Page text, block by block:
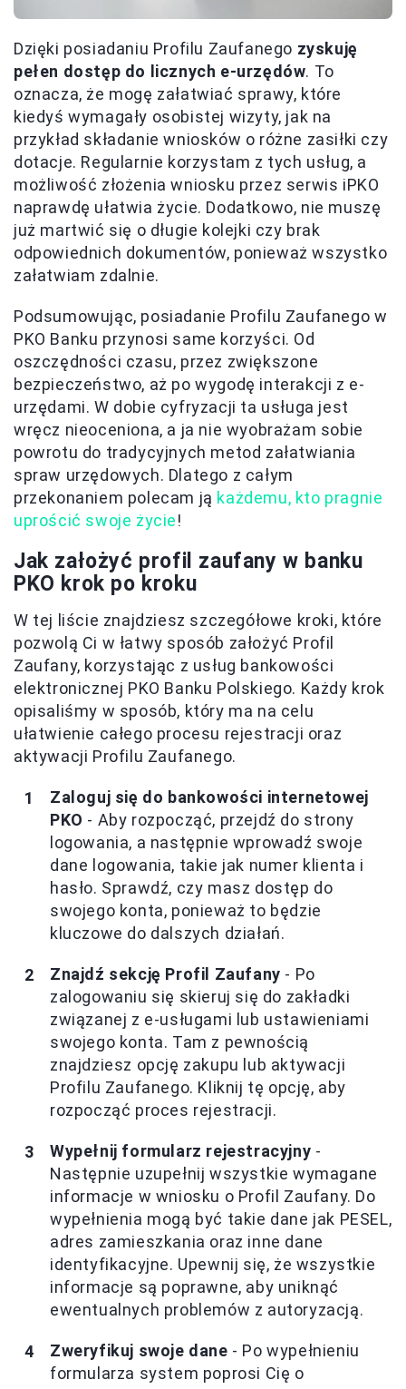
Dzięki posiadaniu Profilu Zaufanego zyskuję
pełen dostęp do licznych e-urzędów. To
oznacza, że mogę załatwiać sprawy, które
kiedyś wymagały osobistej wizyty, jak na
przykład składanie wniosków o różne zasiłki czy
dotacje. Regularnie korzystam z tych usług, a
możliwość złożenia wniosku przez serwis iPKO
naprawdę ułatwia życie. Dodatkowo, nie muszę
już martwić się o długie kolejki czy brak
odpowiednich dokumentów, ponieważ wszystko
załatwiam zdalnie.
Podsumowując, posiadanie Profilu Zaufanego w
PKO Banku przynosi same korzyści. Od
oszczędności czasu, przez zwiększone
bezpieczeństwo, aż po wygodę interakcji z e-
urzędami. W dobie cyfryzacji ta usługa jest
wręcz nieoceniona, a ja nie wyobrażam sobie
powrotu do tradycyjnych metod załatwiania
spraw urzędowych. Dlatego z całym
przekonaniem polecam ją każdemu, kto pragnie
uprościć swoje życie!
Jak założyć profil zaufany w banku
PKO krok po kroku
W tej liście znajdziesz szczegółowe kroki, które
pozwolą Ci w łatwy sposób założyć Profil
Zaufany, korzystając z usług bankowości
elektronicznej PKO Banku Polskiego. Każdy krok
opisaliśmy w sposób, który ma na celu
ułatwienie całego procesu rejestracji oraz
aktywacji Profilu Zaufanego.
Zaloguj się do bankowości internetowej
PKO - Aby rozpocząć, przejdź do strony
logowania, a następnie wprowadź swoje
dane logowania, takie jak numer klienta i
hasło. Sprawdź, czy masz dostęp do
swojego konta, ponieważ to będzie
kluczowe do dalszych działań.
Znajdź sekcję Profil Zaufany - Po
zalogowaniu się skieruj się do zakładki
związanej z e-usługami lub ustawieniami
swojego konta. Tam z pewnością
znajdziesz opcję zakupu lub aktywacji
Profilu Zaufanego. Kliknij tę opcję, aby
rozpocząć proces rejestracji.
Wypełnij formularz rejestracyjny -
Następnie uzupełnij wszystkie wymagane
informacje w wniosku o Profil Zaufany. Do
wypełnienia mogą być takie dane jak PESEL,
adres zamieszkania oraz inne dane
identyfikacyjne. Upewnij się, że wszystkie
informacje są poprawne, aby uniknąć
ewentualnych problemów z autoryzacją.
Zweryfikuj swoje dane - Po wypełnieniu
formularza system poprosi Cię o